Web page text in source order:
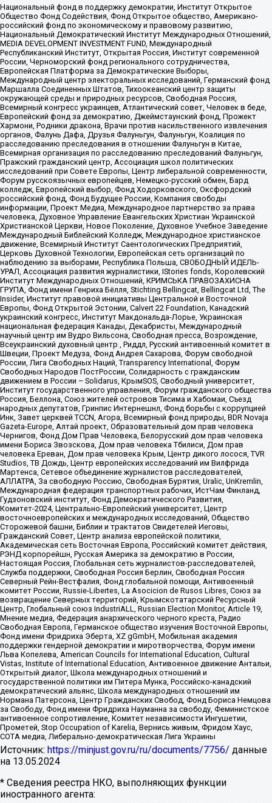
Национальный фонд в поддержку демократии, Институт Открытое
Общество Фонд Содействия, Фонд Открытое общество, Американо-
российский фонд по экономическому и правовому развитию,
Национальный Демократический Институт Международных Отношений,
MEDIA DEVELOPMENT INVESTMENT FUND, Международный
Республиканский Институт, Открытая Россия, Институт современной
России, Черноморский фонд регионального сотрудничества,
Европейская Платформа за Демократические Выборы,
Международный центр электоральных исследований, Германский фонд
Маршалла Соединенных Штатов, Тихоокеанский центр защиты
окружающей среды и природных ресурсов, Свободная Россия,
Всемирный конгресс украинцев, Атлантический совет, Человек в беде,
Европейский фонд за демократию, Джеймстаунский фонд, Прожект
Хармони, Родники дракона, Врачи против насильственного извлечения
органов, Фалунь Дафа, Друзья Фалуньгун, Фалуньгун, Коалиция по
расследованию преследования в отношении Фалуньгун в Китае,
Всемирная организация по расследованию преследований Фалуньгун,
Пражский гражданский центр, Ассоциация школ политических
исследований при Совете Европы, Центр либеральной современности,
Форум русскоязычных европейцев, Немецко-русский обмен, Бард
колледж, Европейский выбор, Фонд Ходорковского, Оксфордский
российский фонд, Фонд Будущее России, Компания свободы
информации, Проект Медиа, Международное партнерство за права
человека, Духовное Управление Евангельских Христиан Украинской
Христианской Церкви, Новое Поколение, Духовное Учебное Заведение
Международный Библейский Колледж, Международное христианское
движение, Всемирный Институт Саентологических Предприятий,
Церковь Духовной Технологии, Европейская сеть организаций по
наблюдению за выборами, Республика Польша, СВОБОДНЫЙ ИДЕЛЬ-
УРАЛ, Ассоциация развития журналистики, IStories fonds, Королевский
Институт Международных Отношений, КРИМСЬКА ПРАВОЗАХИСНА
ГРУПА, Фонд имени Генриха Бёлля, Stichting Bellingcat, Bellingcat Ltd, The
Insider, Институт правовой инициативы Центральной и Восточной
Европы, Фонд Открытой Эстонии, Calvert 22 Foundation, Канадский
украинский конгресс, Институт Макдональда-Лорье, Украинская
национальная федерация Канады, Декабристы, Международный
научный центр им Вудро Вильсона, Свободная пресса, Возрождение,
Всеукраинский духовный центр , Риддл, Русский антивоенный комитет в
Швеции, Проект Медуза, Фонд Андрея Сахарова, Форум свободной
России, Лига Свободных Наций, Transparеncy International, Форум
Свободных Народов ПостРоссии, Солидарность с гражданским
движением в России – Solidarus, КрымSOS, Свободный университет,
Институт государственного управления, Форум гражданского общества
Россия, Беллона, Союз жителей островов Тисима и Хабомаи, Съезд
народных депутатов, Гринпис Интернешнл, Фонд борьбы с коррупцией
Инк, Завет церквей TCCN, Агора, Всемирный фонд природы, BDR Novaja
Gazeta-Europe, Алтай проект, Образовательный дом прав человека
Чернигов, Фонд Дом Прав Человека, Белорусский дом прав человека
имени Бориса Звозскова, Дом прав человека Тбилиси, Дом прав
человека Ереван, Дом прав человека Крым, Центр дикого лосося, TVR
Studios, ТВ Дождь, Центр европейских исследований им Вилфрида
Мартенса, Сетевое объединение журналистов расследователей,
АЛЛАТРА, За свободную Россию, Свободная Бурятия, Uralic, UnKremlin,
Международная федерация транспортных рабочих, ИстЧам Финланд,
Гудзоновский институт, Фонд Демократического Развития,
Комитет-2024, Центрально-Европейский университет, Центр
восточноевропейских и международных исследований, Общество
Сторожевой башни, Библии и трактатов Свидетелей Иеговы,
Гражданский Совет, Центр анализа европейской политики,
Академическая сеть Восточная Европа, Российский комитет действия,
РЭНД корпорейшн, Русская Америка за демократию в России,
Настоящая Россия, Глобальная сеть журналистов-расследователей,
Служба поддержки, Свободная Россия Берлин, Свободная Россия
Северный Рейн-Вестфалия, Фонд глобальной помощи, Антивоенный
комитет России, Russie-Libertes, La Asocicion de Rusos Libres, Союз за
возвращение Северных территорий, Крымскотатарский Ресурсный
Центр, Глобальный союз IndustriALL, Russian Election Monitor, Article 19,
Мнение медиа, Федерация анархического черного креста, Радио
Свободная Европа, Германское общество изучения Восточной Европы,
Фонд имени Фридриха Эберта, XZ gGmbH, Мобильная академия
поддержки гендерной демократии и миротворчества, Форум имени
Льва Копелева, American Councils for International Education, Cultural
Vistas, Institute of International Education, Антивоенное движение Антальи,
Открытый диалог, Школа международных отношений и
государственной политики им Питера Мунка, Российско-канадский
демократический альянс, Школа международных отношений им
Нормана Патерсона, Центр Гражданских Свобод, Фонд Бориса Немцова
за Свободу, Фонд имени Фридриха Науманна за свободу, Феминистское
антивоенное сопротивление, Комитет независимости Ингушетии,
Прометей, Stop Occupation of Karelia, Вернись живым, Фридом Хаус,
СОТА медиа, Либерально-демократическая Лига Украины
Источник: https://minjust.gov.ru/ru/documents/7756/ данные
на 13.05.2024
* Сведения реестра НКО, выполняющих функции
иностранного агента: